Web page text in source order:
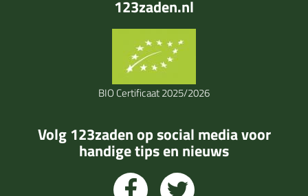
123zaden.nl
BIO Certificaat 2025/2026
Volg 123zaden op social media voor
handige tips en nieuws